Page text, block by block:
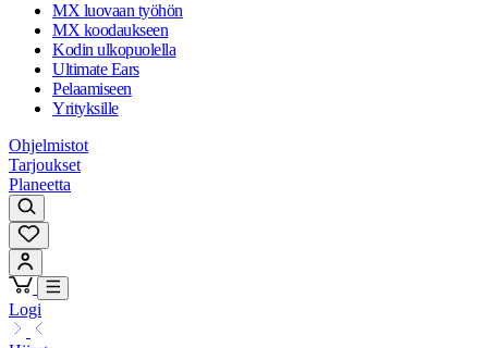
MX luovaan työhön
MX koodaukseen
Kodin ulkopuolella
Ultimate Ears
Pelaamiseen
Yrityksille
Ohjelmistot
Tarjoukset
Planeetta
Logi